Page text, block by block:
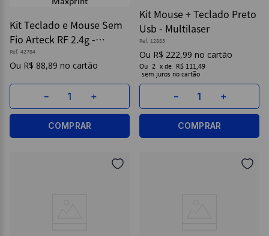
Kit Teclado e Mouse Sem
Fio Arteck RF 2.4g -
Maxprint
Ref. 42784
R$ 88,89
＋
－
COMPRAR
Kit Mouse + Teclado Preto
Usb - Multilaser
Ref. 12883
R$ 222,99
Ou 2 x de
R$ 111,49
sem juros
＋
－
COMPRAR